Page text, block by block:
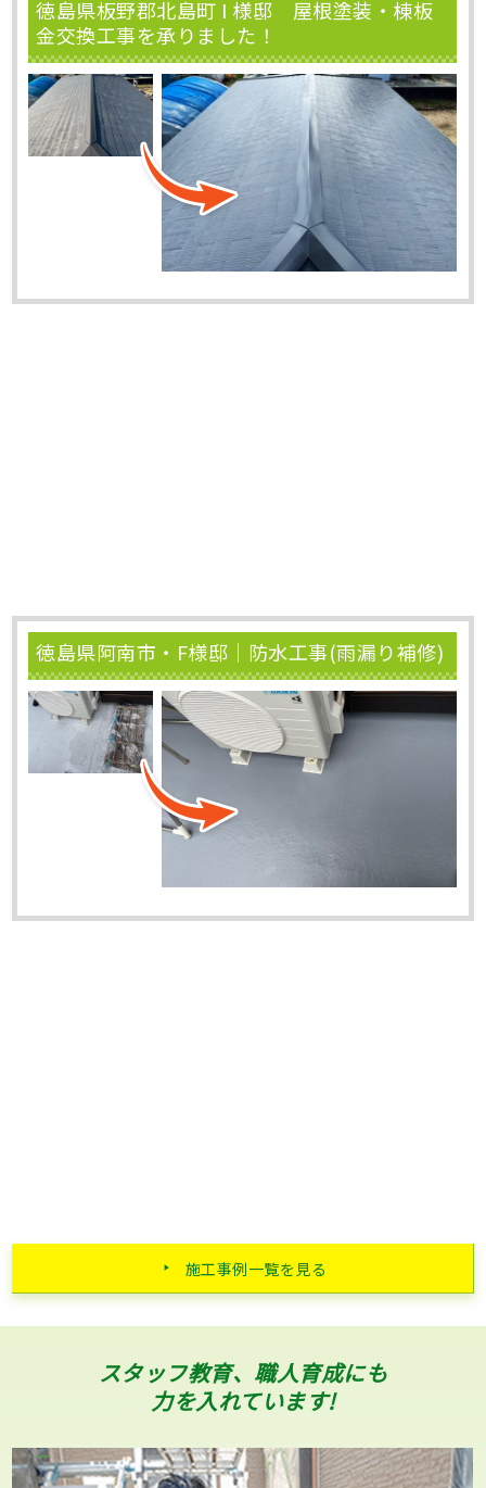
徳島県板野郡北島町 I 様邸 屋根塗装・棟板
金交換工事を承りました！
徳島県阿南市・F様邸｜防水工事(雨漏り補修)
施工事例一覧を見る
スタッフ教育、職人育成にも
力を入れています!